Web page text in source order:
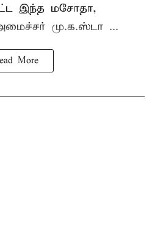
இந்த மசோதா,
மு.க.ஸ்டா ...
More